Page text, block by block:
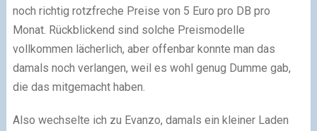
noch richtig rotzfreche Preise von 5 Euro pro DB pro
Monat. Rückblickend sind solche Preismodelle
vollkommen lächerlich, aber offenbar konnte man das
damals noch verlangen, weil es wohl genug Dumme gab,
die das mitgemacht haben.
Also wechselte ich zu Evanzo, damals ein kleiner Laden